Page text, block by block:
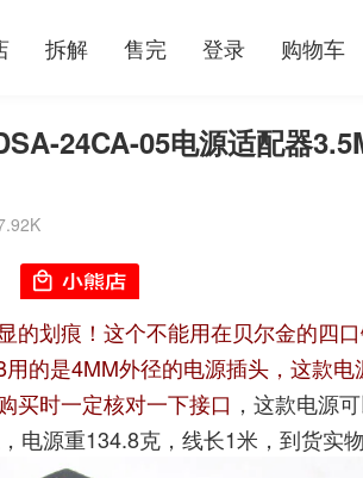
拆解 售完 登录 购物车
24CA-05电源适配器
的划痕！这个不能用在贝尔金的四
的是4MM外径的电源插头，这款
买时一定核对一下接口 ，这款电源
源重134.8克，线长1米，到货实物